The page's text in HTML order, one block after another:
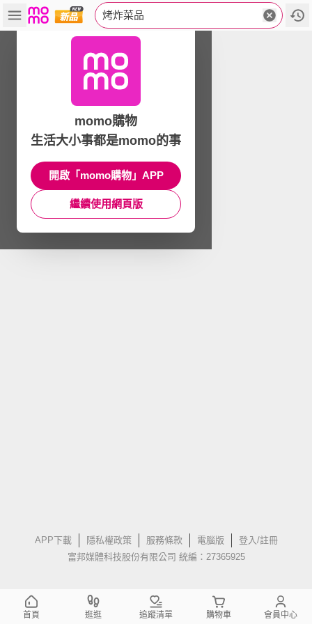
烤炸菜品
APP下載 隱私權政策 服務條款 電腦版
登入/註冊
富邦媒體科技股份有限公司 統編：27365925
momo購物
生活大小事都是momo的事
開啟「momo購物」APP
繼續使用網頁版
首頁 逛逛 追蹤清單 購物車 會員中心